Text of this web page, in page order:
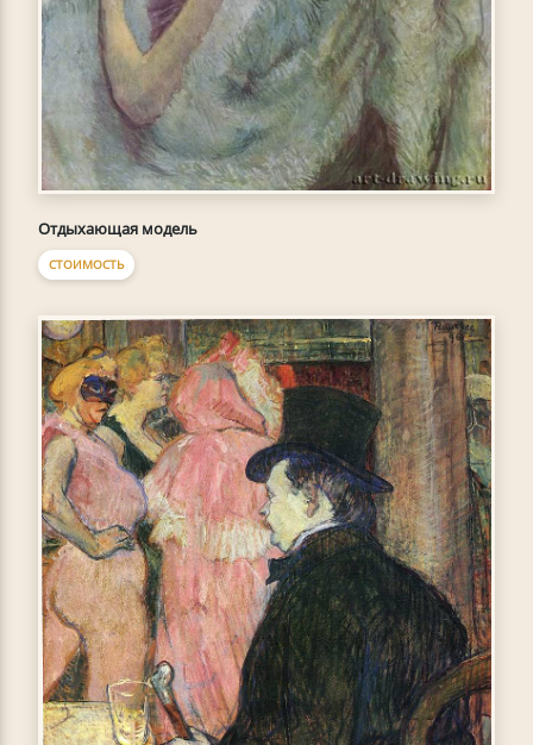
Отдыхающая модель
СТОИМОСТЬ